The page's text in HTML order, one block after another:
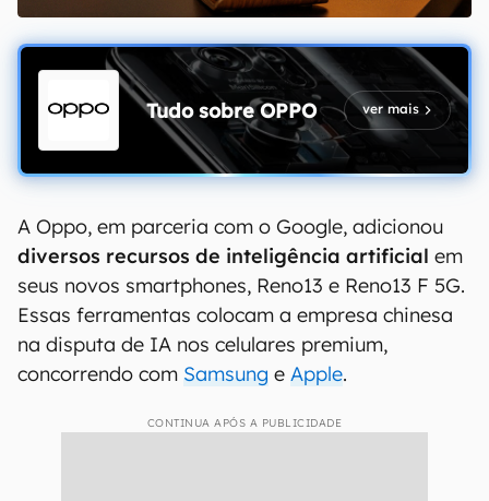
Tudo sobre OPPO ver mais
A Oppo, em parceria com o Google, adicionou
diversos recursos de inteligência artificial em
seus novos smartphones, Reno13 e Reno13 F 5G.
Essas ferramentas colocam a empresa chinesa
na disputa de IA nos celulares premium,
concorrendo com Samsung e Apple.
CONTINUA APÓS A PUBLICIDADE